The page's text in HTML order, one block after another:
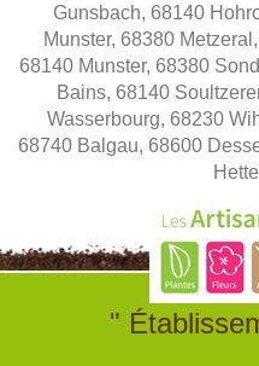
Gunsbach, 68140
Munster, 68380
68140 Munster, 68380
Bains, 68140
Wasserbourg, 68230
68740 Balgau, 68600
"